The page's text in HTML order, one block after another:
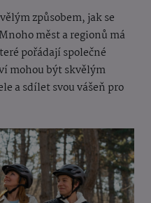
způsobem, jak se
měst a regionů má
pořádají společné
mohou být skvělým
a sdílet svou vášeň pro